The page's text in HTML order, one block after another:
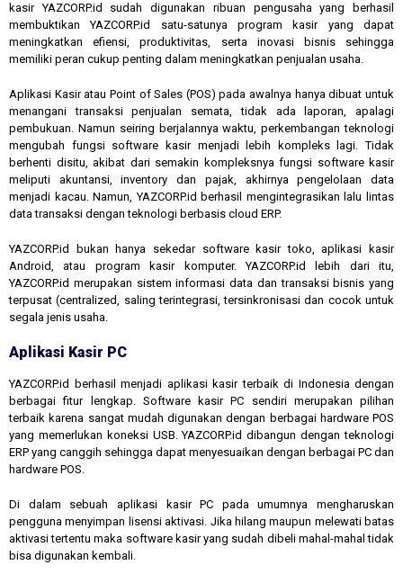
kasir YAZCORP.id sudah digunakan ribuan pengusaha yang berhasil
membuktikan YAZCORP.id satu-satunya program kasir yang dapat
meningkatkan efiensi, produktivitas, serta inovasi bisnis sehingga
memiliki peran cukup penting dalam meningkatkan penjualan usaha.
Aplikasi Kasir atau Point of Sales (POS) pada awalnya hanya dibuat untuk
menangani transaksi penjualan semata, tidak ada laporan, apalagi
pembukuan. Namun seiring berjalannya waktu, perkembangan teknologi
mengubah fungsi software kasir menjadi lebih kompleks lagi. Tidak
berhenti disitu, akibat dari semakin kompleksnya fungsi software kasir
meliputi akuntansi, inventory dan pajak, akhirnya pengelolaan data
menjadi kacau. Namun, YAZCORP.id berhasil mengintegrasikan lalu lintas
data transaksi dengan teknologi berbasis cloud ERP.
YAZCORP.id bukan hanya sekedar software kasir toko, aplikasi kasir
Android, atau program kasir komputer. YAZCORP.id lebih dari itu,
YAZCORP.id merupakan sistem informasi data dan transaksi bisnis yang
terpusat (centralized, saling terintegrasi, tersinkronisasi dan cocok untuk
segala jenis usaha.
Aplikasi Kasir PC
YAZCORP.id berhasil menjadi aplikasi kasir terbaik di Indonesia dengan
berbagai fitur lengkap. Software kasir PC sendiri merupakan pilihan
terbaik karena sangat mudah digunakan dengan berbagai hardware POS
yang memerlukan koneksi USB. YAZCORP.id dibangun dengan teknologi
ERP yang canggih sehingga dapat menyesuaikan dengan berbagai PC dan
hardware POS.
Di dalam sebuah aplikasi kasir PC pada umumnya mengharuskan
pengguna menyimpan lisensi aktivasi. Jika hilang maupun melewati batas
aktivasi tertentu maka software kasir yang sudah dibeli mahal-mahal tidak
bisa digunakan kembali.